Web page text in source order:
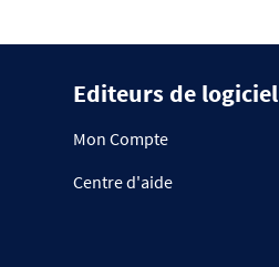
Editeurs de logiciel
Mon Compte
Centre d'aide